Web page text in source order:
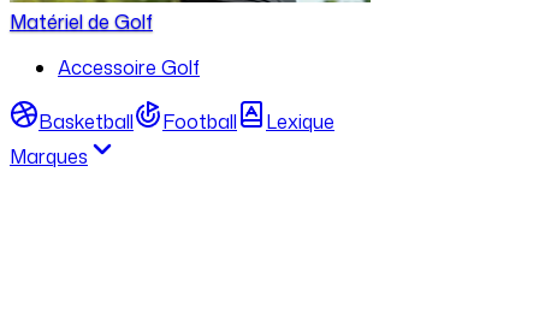
Matériel de Golf
Accessoire Golf
Basketball Football
Lexique
Marques